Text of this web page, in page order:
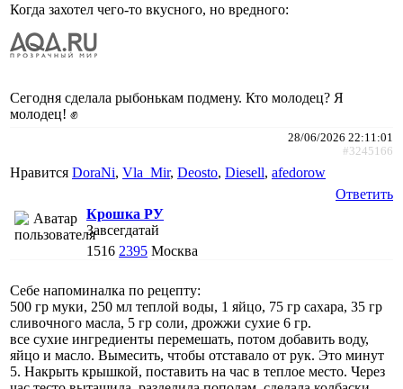
Когда захотел чего-то вкусного, но вредного:
Сегодня сделала рыбонькам подмену. Кто молодец? Я
молодец! ✊
28/06/2026 22:11:01
#3245166
Нравится DoraNi, Vla_Mir, Deosto, Diesell, afedorow
Ответить
Крошка РУ
Завсегдатай
1516 2395 Москва
Себе напоминалка по рецепту:
500 гр муки, 250 мл теплой воды, 1 яйцо, 75 гр сахара, 35 гр
сливочного масла, 5 гр соли, дрожжи сухие 6 гр.
все сухие ингредиенты перемешать, потом добавить воду,
яйцо и масло. Вымесить, чтобы отставало от рук. Это минут
5. Накрыть крышкой, поставить на час в теплое место. Через